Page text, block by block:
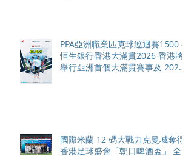
PPA亞洲職業匹克球巡迴賽1500 -
恒生銀行香港大滿貫2026 香港將
舉行亞洲首個大滿貫賽事及 2026
國際米蘭 12 碼大戰力克曼城奪得
香港足球盛會「朝日啤酒盃」 全